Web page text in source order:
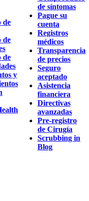
de
de
de
y
de síntomas
Pague su
cuenta
Registros
médicos
Transparencia
de precios
Seguro
aceptado
Asistencia
financiera
Directivas
avanzadas
Pre-registro
de Cirugía
Scrubbing in
Blog